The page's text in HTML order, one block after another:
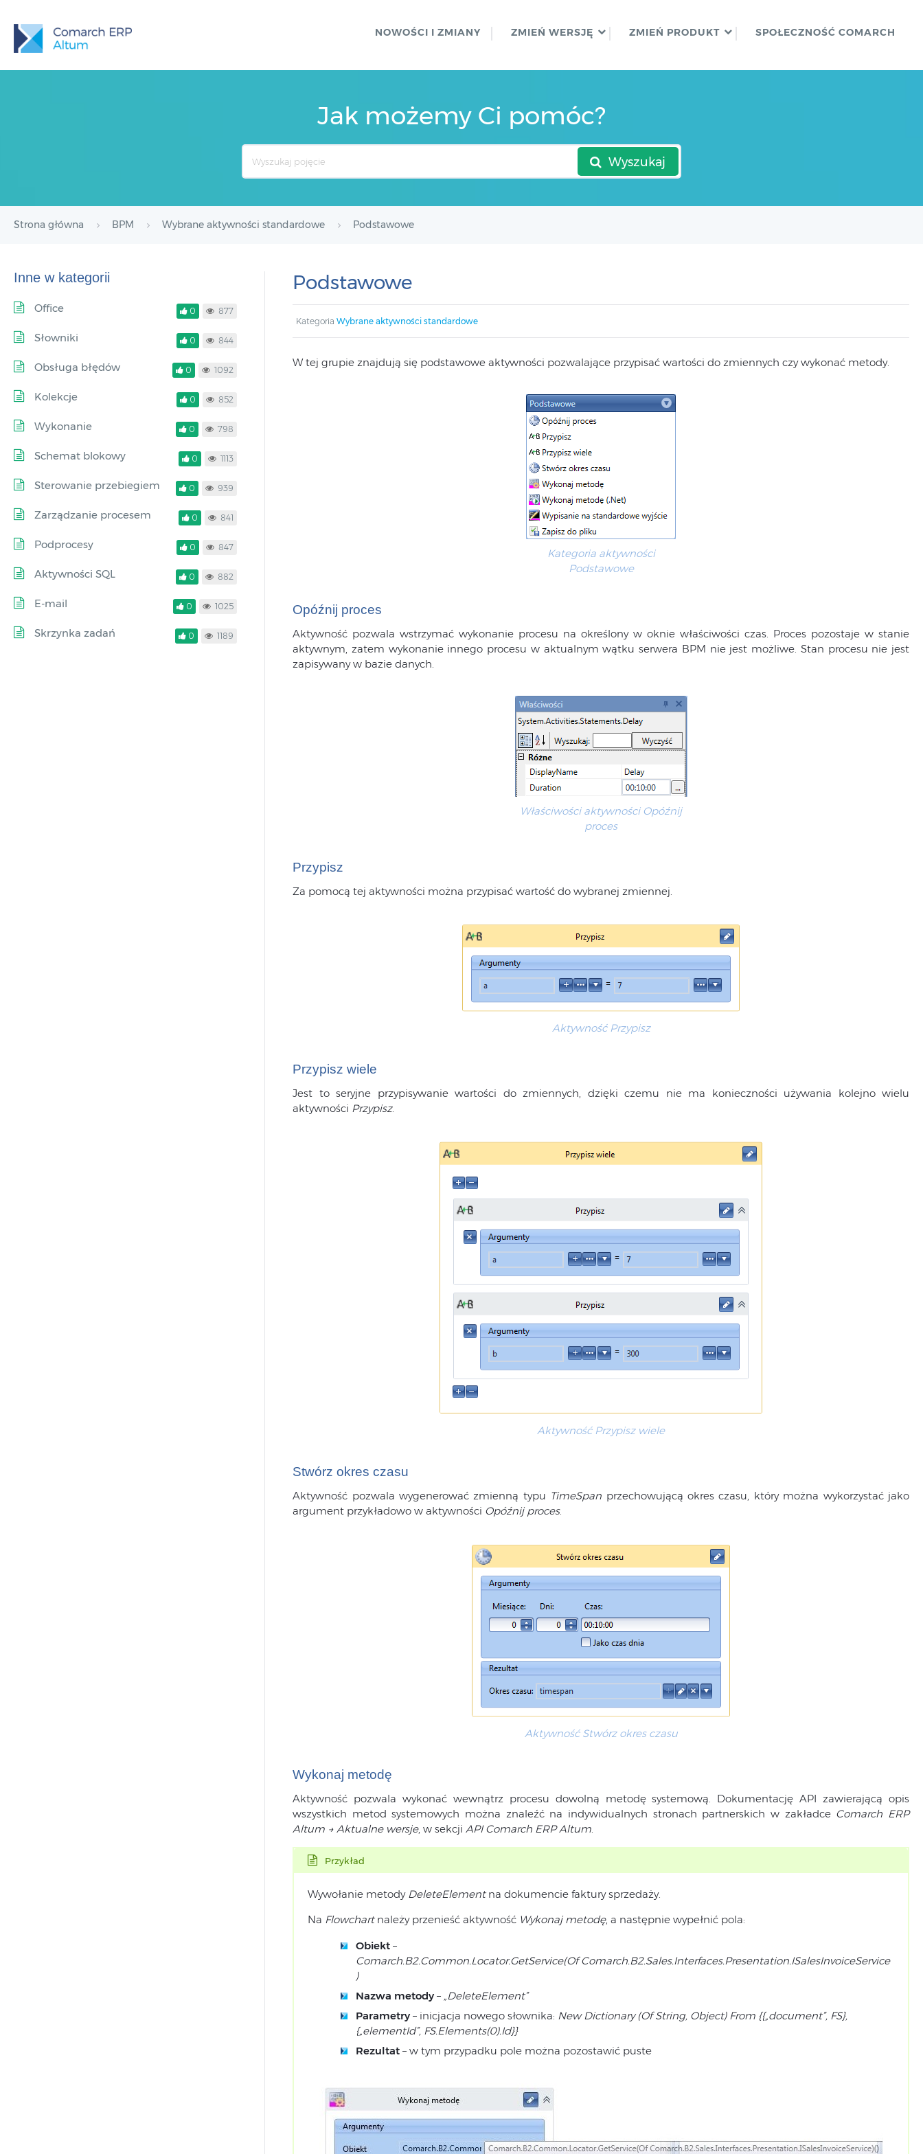
NOWOŚCI I ZMIANY ZMIEŃ WERSJĘ ZMIEŃ PRODUKT SPOŁECZNOŚĆ COMARCH
Jak możemy Ci pomóc?
Wyszukaj
Strona główna BPM Wybrane aktywności standardowe Podstawowe
Podstawowe
Kategoria Wybrane aktywności standardowe
W tej grupie znajdują się podstawowe aktywności pozwalające przypisać wartości do zmiennych czy wykonać metody.
Kategoria aktywności
Podstawowe
Opóźnij proces
Aktywność pozwala wstrzymać wykonanie procesu na określony w oknie właściwości czas. Proces pozostaje w stanie
aktywnym, zatem wykonanie innego procesu w aktualnym wątku serwera BPM nie jest możliwe. Stan procesu nie jest
zapisywany w bazie danych.
Właściwości aktywności Opóźnij
proces
Przypisz
Za pomocą tej aktywności można przypisać wartość do wybranej zmiennej.
Aktywność Przypisz
Przypisz wiele
Jest to seryjne przypisywanie wartości do zmiennych, dzięki czemu nie ma konieczności używania kolejno wielu
aktywności Przypisz.
Aktywność Przypisz wiele
Stwórz okres czasu
Aktywność pozwala wygenerować zmienną typu TimeSpan przechowującą okres czasu, który można wykorzystać jako
argument przykładowo w aktywności Opóźnij proces.
Aktywność Stwórz okres czasu
Wykonaj metodę
Aktywność pozwala wykonać wewnątrz procesu dowolną metodę systemową. Dokumentację API zawierającą opis
wszystkich metod systemowych można znaleźć na indywidualnych stronach partnerskich w zakładce Comarch ERP
Altum → Aktualne wersje, w sekcjiAPI Comarch ERP Altum.
Przykład
Wywołanie metody DeleteElement na dokumencie faktury sprzedaży.
Na Flowchart należy przenieść aktywność Wykonaj metodę, a następnie wypełnić pola:
Obiekt–
Comarch.B2.Common.Locator.GetService(Of Comarch.B2.Sales.Interfaces.Presentation.ISalesInvoiceService
)
Nazwa metody– „DeleteElement”
Parametry – inicjacja nowego słownika: New Dictionary (Of String, Object) From {{„document”, FS},
{„elementId”, FS.Elements(0).Id}}
Rezultat – w tym przypadku pole można pozostawić puste
Inne w kategorii
Office 0 877
Słowniki 0 844
Obsługa błędów 0 1092
Kolekcje 0 852
Wykonanie 0 798
Schemat blokowy 0 1113
Sterowanie przebiegiem 0 939
Zarządzanie procesem 0 841
Podprocesy 0 847
Aktywności SQL 0 882
E-mail 0 1025
Skrzynka zadań 0 1189